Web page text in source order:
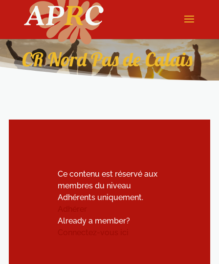
CR Nord Pas de Calais
Ce contenu est réservé aux
membres du niveau
Adhérents uniquement.
Already a member?